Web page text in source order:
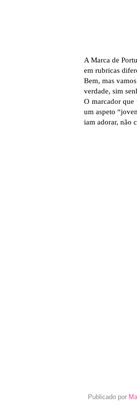
A Marca de
em rubricas
Bem, mas
verdade, sim
O marcador que
um aspeto
iam adorar, não
Publicado por